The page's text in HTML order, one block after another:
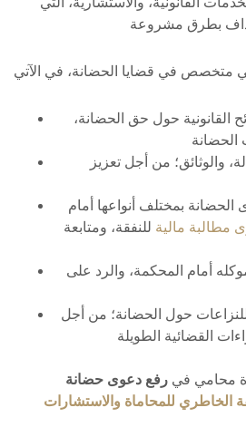
القانونية حول حق الحضانة،
والوثائق؛ من أجل تعزيز
الحضانة بمختلف أنواعها أمام
مطالبة مالية للنفقة، ومتابعة
أمام المحكمة، والرد على
حول الحضانة؛ من أجل
محامي في رفع دعوى حضانة
الخاطري للمحاماة والاستشارات